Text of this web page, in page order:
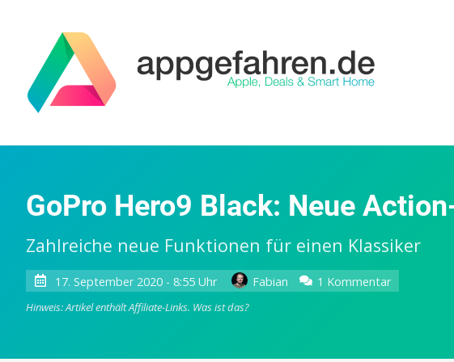
GoPro Hero9 Black: Neue
Zahlreiche neue Funktionen für einen Klassiker
17. September 2020 - 8:55 Uhr Fabian 1 Kommentarzu
Hinweis: Artikel enthält Affiliate-Links. Was ist das?